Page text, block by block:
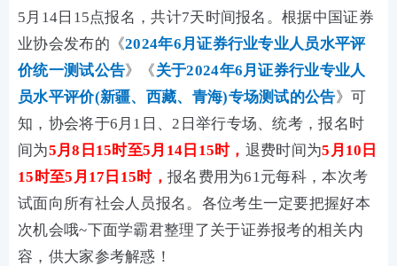
5月14日15点报名，共计7天时间报名。 根据中国证券
业协会发布的《2024年6月证券行业专业人员水平评
价统一测试公告》《关于2024年6月证券行业专业人
员水平评价(新疆、西藏、青海)专场测试的公告》可
知，协会将于6月1日、2日举行专场、统考，报名时
间为5月8日15时至5月14日15时， 退费时间为5月10日
15时至5月17日15时， 报名费用为61元每科，本次考
试面向所有社会人员报名。各位考生一定要把握好本
次机会哦~下面学霸君整理了关于证券报考的相关内
容，供大家参考解惑！